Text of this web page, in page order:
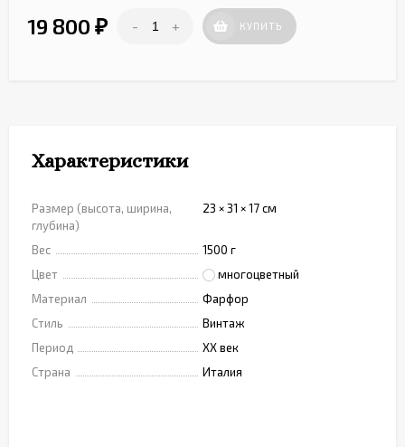
19 800 ₽ - + КУПИТЬ
Характеристики
Размер (высота, ширина,
глубина)
23 × 31 × 17 см
Вес
1500 г
Цвет
многоцветный
Материал
Фарфор
Стиль
Винтаж
Период
XX век
Страна
Италия